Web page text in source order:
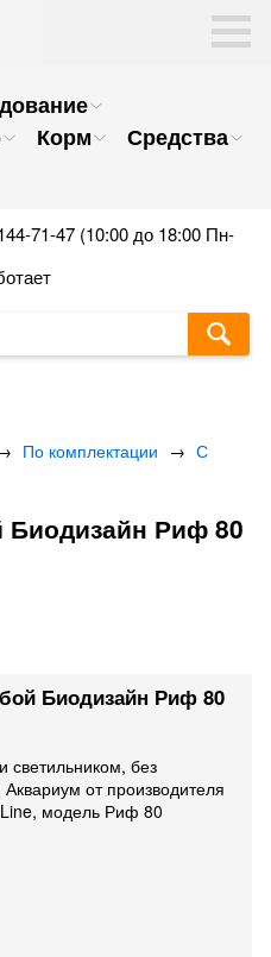
Корм
Средства
71-47 (10:00 до 18:00 Пн-
По комплектации → С
Риф 80
Биодизайн Риф 80
светильником, без
от производителя
модель Риф 80